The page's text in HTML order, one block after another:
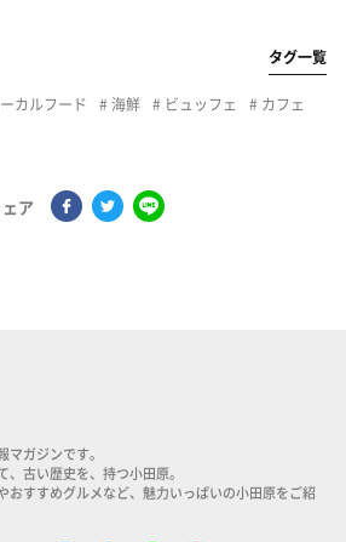
タグ一覧
カルフード 海鮮 ビュッフェ
カフェ
ェア
マガジンです。
、古い歴史を、持つ小田原。
おすすめグルメなど、魅力いっぱいの小田原をご紹